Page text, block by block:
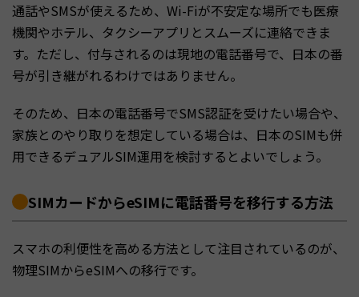
通話やSMSが使えるため、Wi-Fiが不安定な場所でも医療
機関やホテル、タクシーアプリとスムーズに連絡できま
す。ただし、付与されるのは現地の電話番号で、日本の番
号が引き継がれるわけではありません。
そのため、日本の電話番号でSMS認証を受けたい場合や、
家族とのやり取りを想定している場合は、日本のSIMも併
用できるデュアルSIM運用を検討するとよいでしょう。
SIMカードからeSIMに電話番号を移行する方法
スマホの利便性を高める方法として注目されているのが、
物理SIMからeSIMへの移行です。